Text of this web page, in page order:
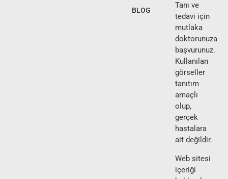
BLOG
Tanı ve
tedavi için
mutlaka
doktorunuza
başvurunuz.
Kullanılan
görseller
tanıtım
amaçlı
olup,
gerçek
hastalara
ait değildir.
Web sitesi
içeriği